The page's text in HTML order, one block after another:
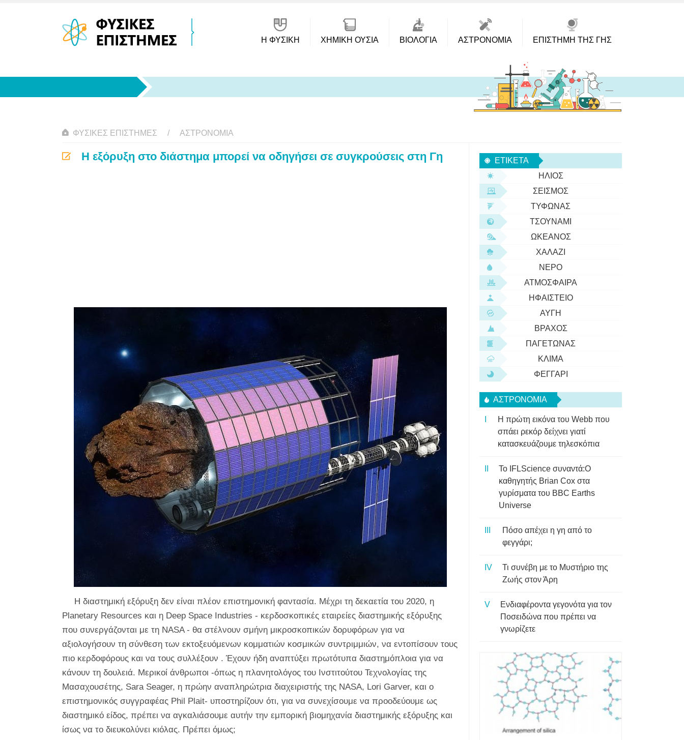
Η ΦΥΣΙΚΗ ΧΗΜΙΚΉ ΟΥΣΊΑ ΒΙΟΛΟΓΊΑ ΑΣΤΡΟΝΟΜΊΑ ΕΠΙΣΤΉΜΗ ΤΗΣ ΓΗΣ
ΦΥΣΙΚΈΣ ΕΠΙΣΤΉΜΕΣ ΑΣΤΡΟΝΟΜΊΑ
Η εξόρυξη στο διάστημα μπορεί να οδηγήσει σε συγκρούσεις στη Γη
Η διαστημική εξόρυξη δεν είναι πλέον επιστημονική φαντασία. Μέχρι τη δεκαετία του 2020, η
Planetary Resources και η Deep Space Industries - κερδοσκοπικές εταιρείες διαστημικής εξόρυξης
που συνεργάζονται με τη NASA - θα στέλνουν σμήνη μικροσκοπικών δορυφόρων για να
αξιολογήσουν τη σύνθεση των εκτοξευόμενων κομματιών κοσμικών συντριμμιών, να εντοπίσουν τους
πιο κερδοφόρους και να τους συλλέξουν . Έχουν ήδη αναπτύξει πρωτότυπα διαστημόπλοια για να
κάνουν τη δουλειά. Μερικοί άνθρωποι -όπως η πλανητολόγος του Ινστιτούτου Τεχνολογίας της
Μασαχουσέτης, Sara Seager, η πρώην αναπληρώτρια διαχειριστής της NASA, Lori Garver, και ο
επιστημονικός συγγραφέας Phil Plait- υποστηρίζουν ότι, για να συνεχίσουμε να προοδεύουμε ως
διαστημικό είδος, πρέπει να αγκαλιάσουμε αυτήν την εμπορική βιομηχανία διαστημικής εξόρυξης και
ίσως να το διευκολύνει κιόλας. Πρέπει όμως;
ΕΤΙΚΈΤΑ
ΉΛΙΟΣ
ΣΕΙΣΜΌΣ
ΤΥΦΏΝΑΣ
ΤΣΟΥΝΆΜΙ
ΩΚΕΑΝΌΣ
ΧΑΛΆΖΙ
ΝΕΡΌ
ΑΤΜΌΣΦΑΙΡΑ
ΗΦΑΊΣΤΕΙΟ
ΑΥΓΉ
ΒΡΆΧΟΣ
ΠΑΓΕΤΏΝΑΣ
ΚΛΊΜΑ
ΦΕΓΓΆΡΙ
ΑΣΤΡΟΝΟΜΊΑ
Η πρώτη εικόνα του Webb που
σπάει ρεκόρ δείχνει γιατί
κατασκευάζουμε τηλεσκόπια
Το IFLScience συναντά:Ο
καθηγητής Brian Cox στα
γυρίσματα του BBC Earths
Universe
Πόσο απέχει η γη από το
φεγγάρι;
Τι συνέβη με το Μυστήριο της
Ζωής στον Άρη
Ενδιαφέροντα γεγονότα για τον
Ποσειδώνα που πρέπει να
γνωρίζετε